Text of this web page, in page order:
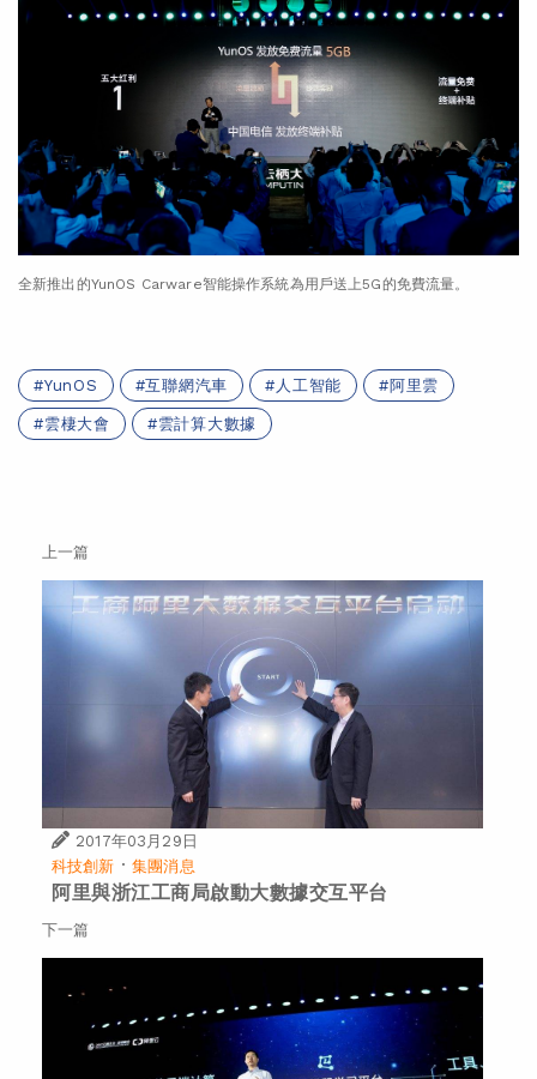
全新推出的YunOS Carware智能操作系統為用戶送上5G的免費流量。
YunOS 互聯網汽車 人工智能 阿里雲
雲棲大會 雲計算大數據
上一篇
2017年03月29日
科技創新 ·集團消息
阿里與浙江工商局啟動大數據交互平台
下一篇